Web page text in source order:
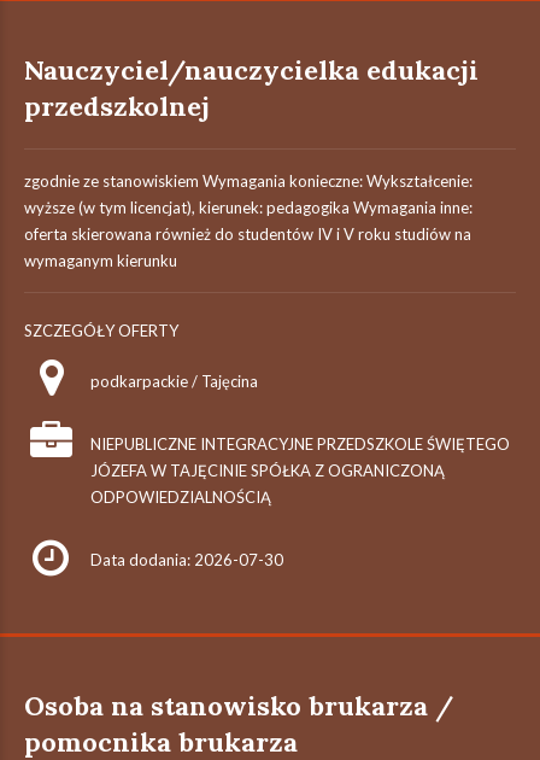
Nauczyciel/nauczycielka edukacji
przedszkolnej
zgodnie ze stanowiskiem Wymagania konieczne: Wykształcenie:
wyższe (w tym licencjat), kierunek: pedagogika Wymagania inne:
oferta skierowana również do studentów IV i V roku studiów na
wymaganym kierunku
SZCZEGÓŁY OFERTY
podkarpackie / Tajęcina
NIEPUBLICZNE INTEGRACYJNE PRZEDSZKOLE ŚWIĘTEGO
JÓZEFA W TAJĘCINIE SPÓŁKA Z OGRANICZONĄ
ODPOWIEDZIALNOŚCIĄ
Data dodania: 2026-07-30
Osoba na stanowisko brukarza /
pomocnika brukarza